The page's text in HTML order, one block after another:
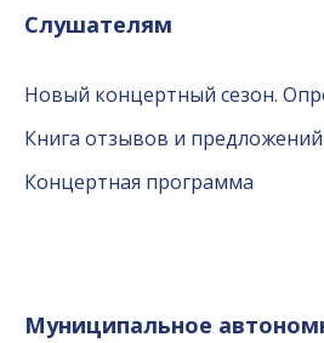
Слушателям
Новый концертный сезон.
Книга отзывов и предложений
Концертная программа
Муниципальное